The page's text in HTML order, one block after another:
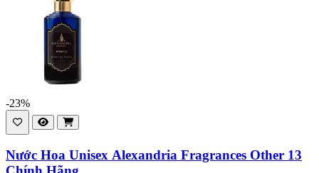
-23%
Nước Hoa Unisex Alexandria Fragrances Other 13